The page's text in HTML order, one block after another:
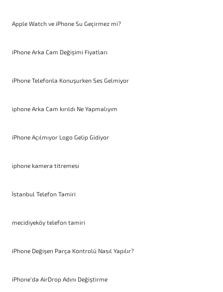
Apple Watch ve iPhone Su Geçirmez mi?
iPhone Arka Cam Değişimi Fiyatları
iPhone Telefonla Konuşurken Ses Gelmiyor
iphone Arka Cam kırıldı Ne Yapmalıyım
iPhone Açılmıyor Logo Gelip Gidiyor
iphone kamera titremesi
İstanbul Telefon Tamiri
mecidiyeköy telefon tamiri
iPhone Değişen Parça Kontrolü Nasıl Yapılır?
iPhone’da AirDrop Adını Değiştirme